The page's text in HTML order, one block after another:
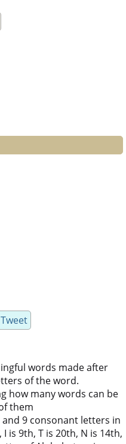
Tweet
words made after
of the word.
how many words can be
them
9 consonant letters in
is 9th, T is 20th, N is 14th,